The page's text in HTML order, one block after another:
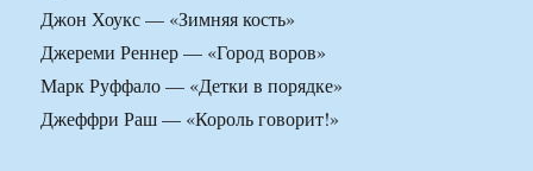
Джон Хоукс — «Зимняя кость»
Джереми Реннер — «Город воров»
Марк Руффало — «Детки в порядке»
Джеффри Раш — «Король говорит!»